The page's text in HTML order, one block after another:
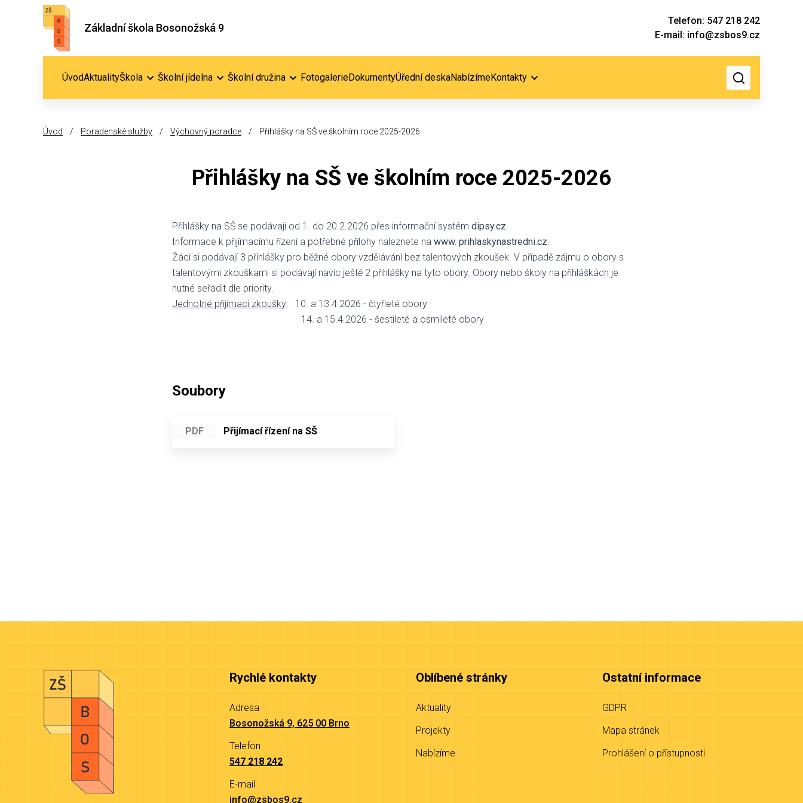
Základní škola Bosonožská 9
Telefon: 547 218 242
E-mail: info@zsbos9.cz
ÚvodAktualityŠkola Školní jídelna Školní družina FotogalerieDokumentyÚřední deskaNabízímeKontakty
Úvod / Poradenské služby / Výchovný poradce / Přihlášky na SŠ ve školním roce 2025-2026
Přihlášky na SŠ ve školním roce 2025-2026
Přihlášky na SŠ se podávají od 1. do 20.2.2026 přes informační systém dipsy.cz.
Informace k přijímacímu řízení a potřebné přílohy naleznete na www. prihlaskynastredni.cz.
Žáci si podávají 3 přihlášky pro běžné obory vzdělávání bez talentových zkoušek. V případě zájmu o obory s
talentovými zkouškami si podávají navíc ještě 2 přihlášky na tyto obory. Obory nebo školy na přihláškách je
nutné seřadit dle priority.
Jednotné přijímací zkoušky: 10. a 13.4.2026 - čtyřleté obory
14. a 15.4.2026 - šestileté a osmileté obory
Soubory
PDF Přijímací řízení na SŠ
Rychlé kontakty
Adresa
Bosonožská 9, 625 00 Brno
Telefon
547 218 242
E-mail
info@zsbos9.cz
Oblíbené stránky
Aktuality
Projekty
Nabízíme
Ostatní informace
GDPR
Mapa stránek
Prohlášení o přístupnosti